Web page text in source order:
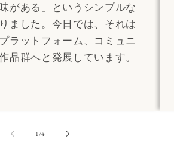
がある」というシンプルな
ました。今日では、それは
ラットフォーム、コミュニ
品群へと発展しています。
1/の
4